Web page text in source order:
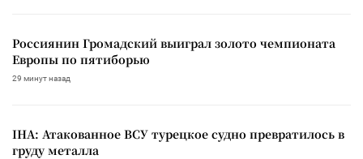
Россиянин Громадский выиграл золото чемпионата
Европы по пятиборью
29 минут назад
IHA: Атакованное ВСУ турецкое судно превратилось в
груду металла